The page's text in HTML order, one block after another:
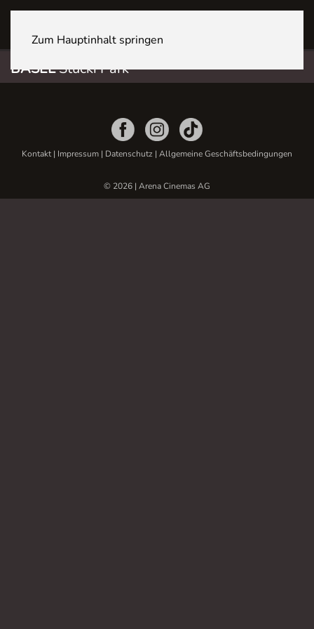
Zum Hauptinhalt springen
BASELStücki Park
Kontakt| Impressum | Datenschutz | Allgemeine Geschäftsbedingungen
© 2026 | Arena Cinemas AG